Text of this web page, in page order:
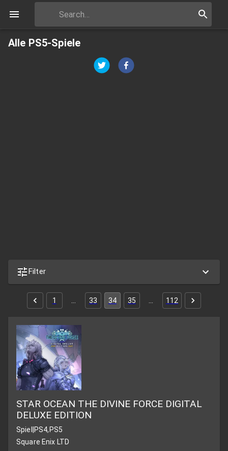
Alle PS5-Spiele
Filter
1 33 34 35 112
STAR OCEAN THE DIVINE FORCE DIGITAL
DELUXE EDITION
Spiel|PS4,PS5
Square Enix LTD